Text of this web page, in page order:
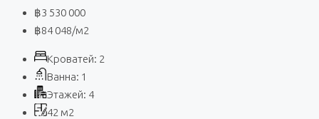
฿3 530 000
฿84 048/м2
Кроватей: 2
Ванна: 1
Этажей: 4
42 м2